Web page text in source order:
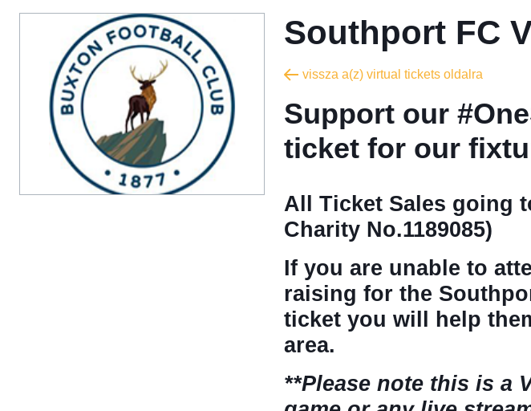
Southport FC
vissza a(z) virtual tickets oldalra
Support our
ticket for our
All Ticket Sales going
Charity No.1189085)
If you are unable to
raising for the
ticket you will help
area.
**Please note this is a